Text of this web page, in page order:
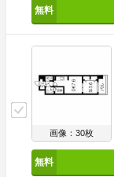
画像：30枚